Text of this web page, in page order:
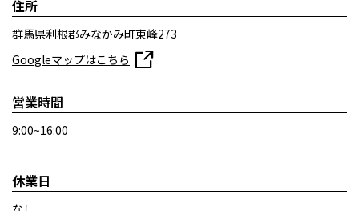
住所
群馬県利根郡みなかみ町東峰273
Googleマップはこちら
営業時間
9:00~16:00
休業日